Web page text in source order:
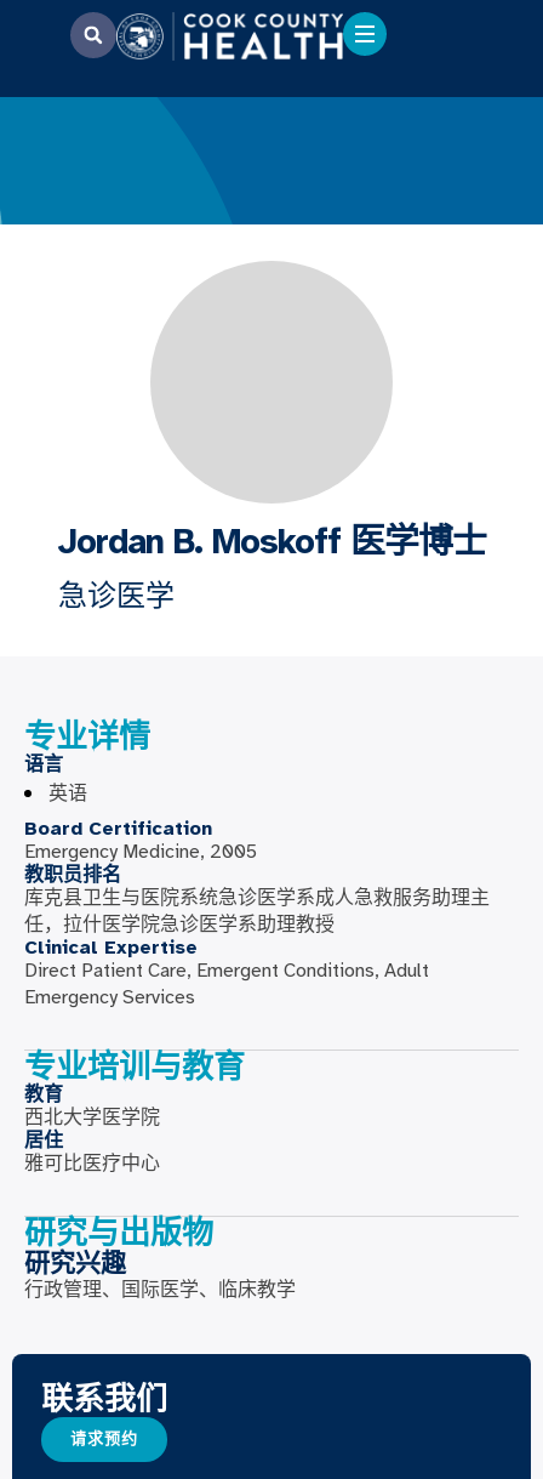
Jordan B. Moskoff 医学博士
急诊医学
专业详情
语言
英语
Board Certification
Emergency Medicine, 2005
教职员排名
库克县卫生与医院系统急诊医学系成人急救服务助理主
任，拉什医学院急诊医学系助理教授
Clinical Expertise
Direct Patient Care, Emergent Conditions, Adult
Emergency Services
专业培训与教育
教育
西北大学医学院
居住
雅可比医疗中心
研究与出版物
研究兴趣
行政管理、国际医学、临床教学
联系我们
请求预约